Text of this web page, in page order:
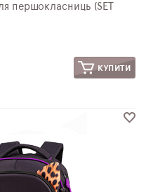
першокласниць (SET
КУПИТИ